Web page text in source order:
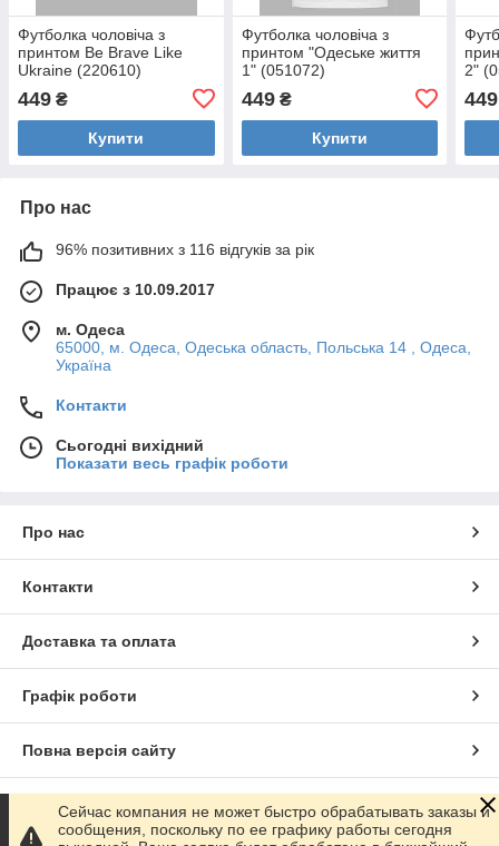
Футболка чоловіча з
принтом Be Brave Like
Ukraine (220610)
449 ₴
Купити
Футболка чоловіча з
принтом "Одеське життя
1" (051072)
449₴
Купити
2"
449
Про нас
96% позитивних з 116 відгуків за рік
Працює з 10.09.2017
м. Одеса
65000, м. Одеса, Одеська область, Польська 14 , Одеса,
Україна
Контакти
Сьогодні вихідний
Показати весь графік роботи
Про нас
Контакти
Доставка та оплата
Графік роботи
Повна версія сайту
Сайт створено на маркетплейсі Prom.ua
Сейчас компания не может быстро обрабатывать заказы и
сообщения, поскольку по ее графику работы сегодня